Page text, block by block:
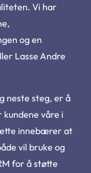
Vi har
og en
Lasse Andre
neste steg, er å
våre i
innebærer at
vil bruke og
for å støtte